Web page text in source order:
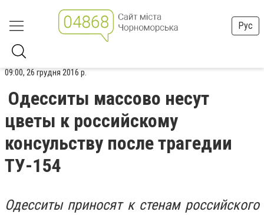
Рус
09:00, 26 грудня 2016 р.
Одесситы массово несут
цветы к российскому
консульству после трагедии
ТУ-154
Одесситы приносят к стенам российского